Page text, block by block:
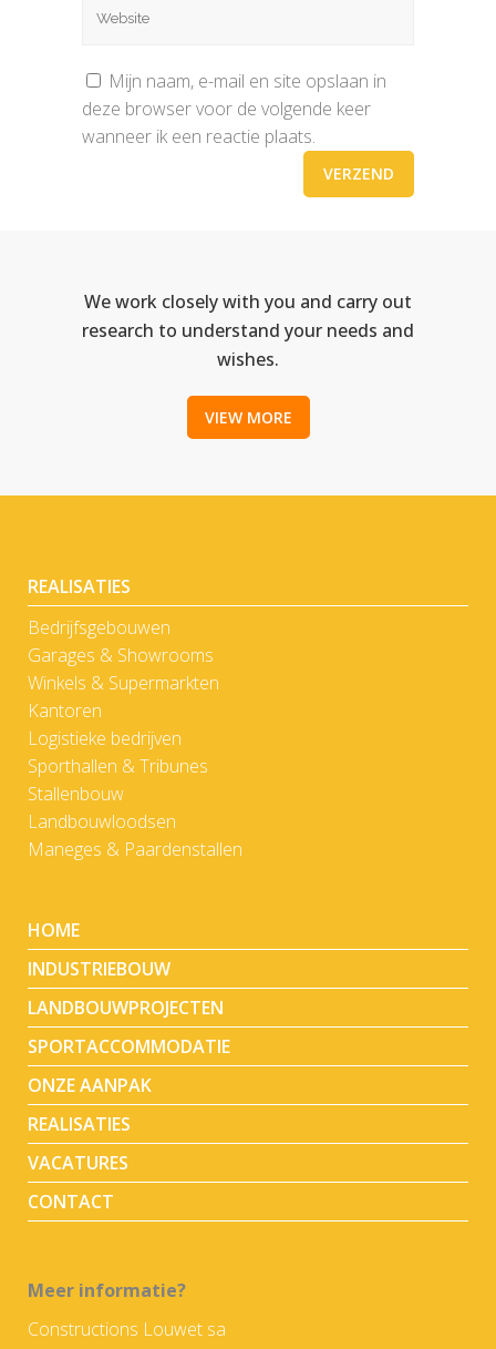
Mijn naam, e-mail en site opslaan in
deze browser voor de volgende keer
wanneer ik een reactie plaats.
We work closely with you and carry out
research to understand your needs and
wishes.
VIEW MORE
REALISATIES
Bedrijfsgebouwen
Garages & Showrooms
Winkels & Supermarkten
Kantoren
Logistieke bedrijven
Sporthallen & Tribunes
Stallenbouw
Landbouwloodsen
Maneges & Paardenstallen
HOME
INDUSTRIEBOUW
LANDBOUWPROJECTEN
SPORTACCOMMODATIE
ONZE AANPAK
REALISATIES
VACATURES
CONTACT
Meer informatie?
Constructions Louwet sa